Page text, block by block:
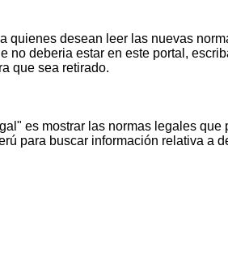
quienes desean leer las nuevas
no deberia estar en este portal,
que sea retirado.
es mostrar las normas legales que
para buscar información relativa a